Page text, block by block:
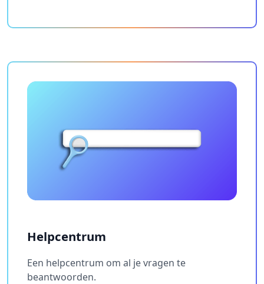
Helpcentrum
Een helpcentrum om al je vragen te
beantwoorden.